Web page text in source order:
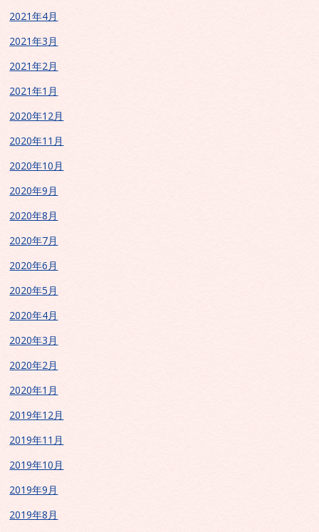
2021年4月
2021年3月
2021年2月
2021年1月
2020年12月
2020年11月
2020年10月
2020年9月
2020年8月
2020年7月
2020年6月
2020年5月
2020年4月
2020年3月
2020年2月
2020年1月
2019年12月
2019年11月
2019年10月
2019年9月
2019年8月